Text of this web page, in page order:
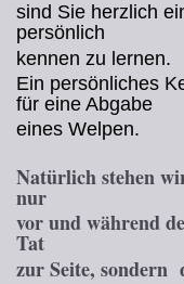
sind Sie herzlich
persönlich
kennen zu lernen.
Ein persönliches
für eine Abgabe
eines Welpen.
Natürlich stehen
nur
vor und während
Tat
zur Seite, sondern